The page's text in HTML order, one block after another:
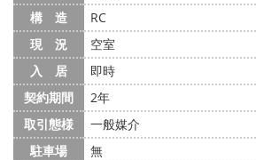
構 造
RC
現 況
空室
入 居
即時
契約期間
2年
取引態様
一般媒介
駐車場
無